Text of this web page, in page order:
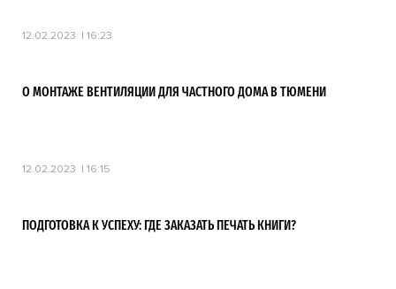
12.02.2023 16:23
О МОНТАЖЕ ВЕНТИЛЯЦИИ ДЛЯ ЧАСТНОГО ДОМА В ТЮМЕНИ
12.02.2023 16:15
ПОДГОТОВКА К УСПЕХУ: ГДЕ ЗАКАЗАТЬ ПЕЧАТЬ КНИГИ?